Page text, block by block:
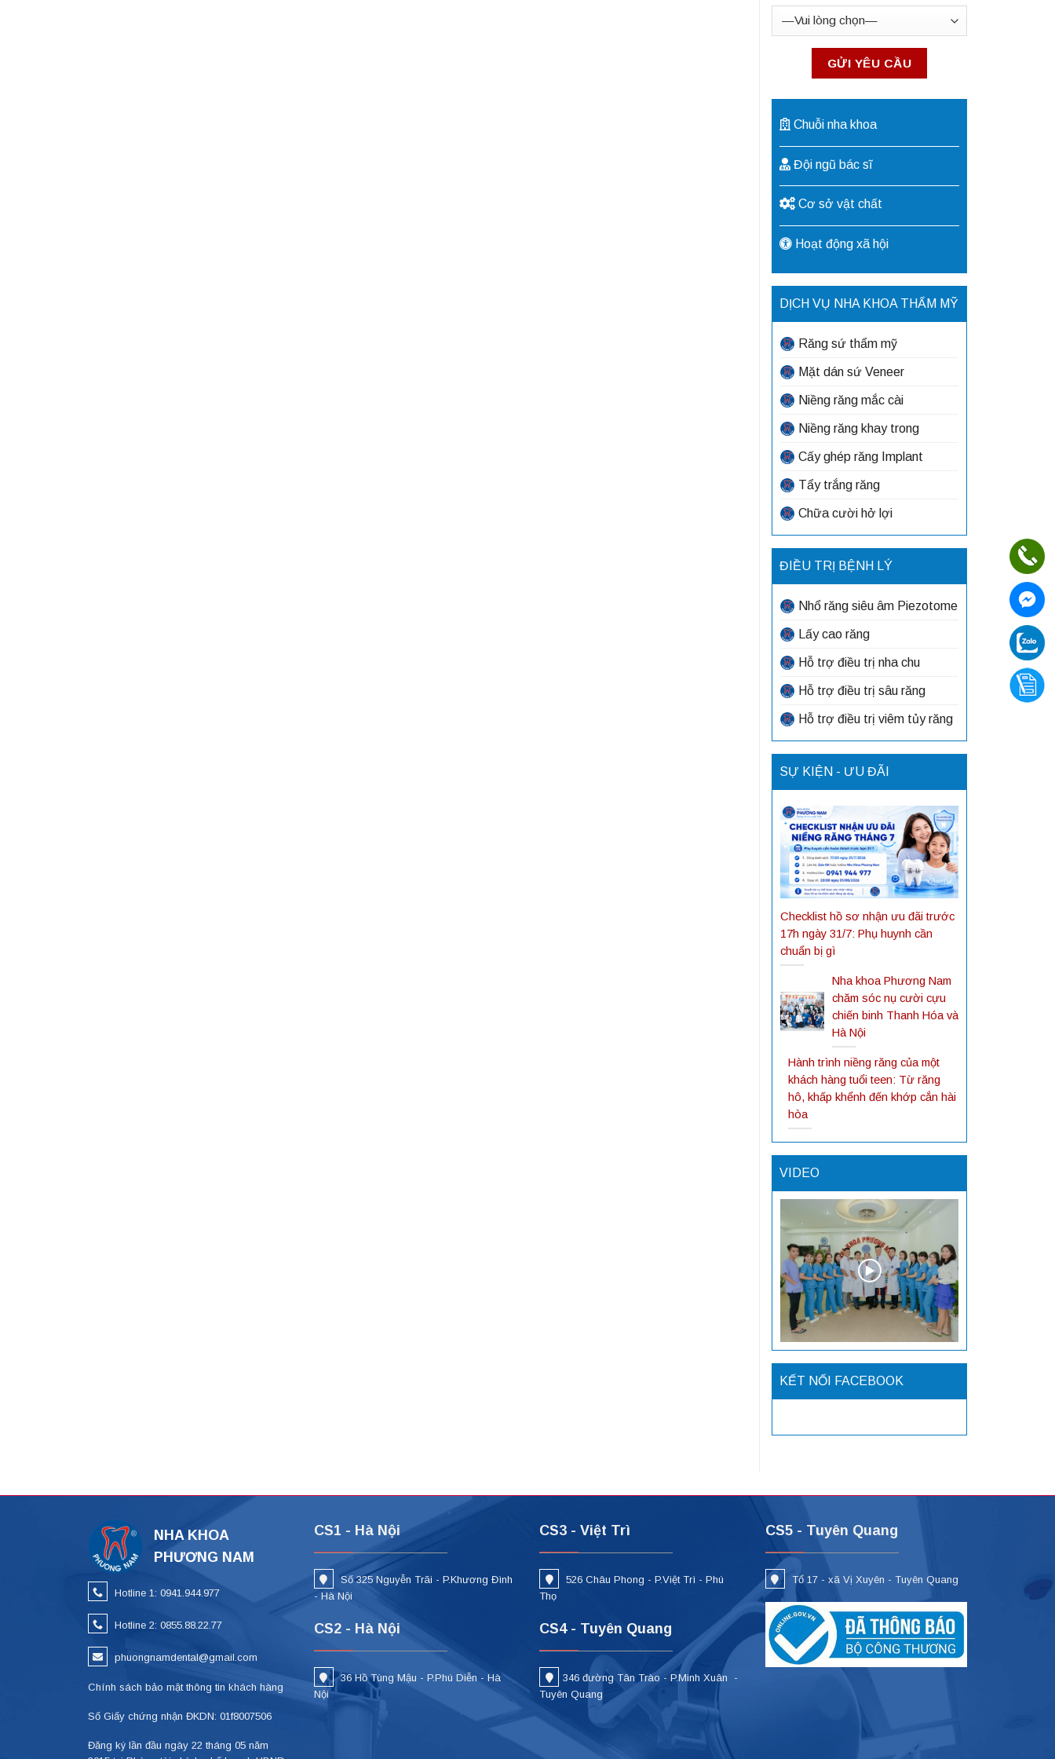
Chuỗi nha khoa
Đội ngũ bác sĩ
Cơ sở vật chất
Hoạt động xã hội
DỊCH VỤ NHA KHOA THẨM MỸ
Răng sứ thẩm mỹ
Mặt dán sứ Veneer
Niềng răng mắc cài
Niềng răng khay trong
Cấy ghép răng Implant
Tẩy trắng răng
Chữa cười hở lợi
ĐIỀU TRỊ BỆNH LÝ
Nhổ răng siêu âm Piezotome
Lấy cao răng
Hỗ trợ điều trị nha chu
Hỗ trợ điều trị sâu răng
Hỗ trợ điều trị viêm tủy răng
SỰ KIỆN - ƯU ĐÃI
Checklist hồ sơ nhận ưu đãi trước
17h ngày 31/7: Phụ huynh cần
chuẩn bị gì
Nha khoa Phương Nam
chăm sóc nụ cười cựu
chiến binh Thanh Hóa và
Hà Nội
Hành trình niềng răng của một
khách hàng tuổi teen: Từ răng
hô, khấp khểnh đến khớp cắn hài
hòa
VIDEO
KẾT NỐI FACEBOOK
NHA KHOA
PHƯƠNG NAM
Hotline 1: 0941.944.977
Hotline 2: 0855.88.22.77
phuongnamdental@gmail.com
Chính sách bảo mật thông tin khách hàng
Số Giấy chứng nhận ĐKDN: 01f8007506
Đăng ký lần đầu ngày 22 tháng 05 năm
CS1 - Hà Nội
Số 325 Nguyễn Trãi - P.Khương Đình
- Hà Nội
CS2 - Hà Nội
36 Hồ Tùng Mậu - P.Phú Diễn - Hà
Nội
CS3 - Việt Trì
526 Châu Phong - P.Việt Trì - Phú
Thọ
CS4 - Tuyên Quang
346 đường Tân Trào - P.Minh Xuân -
Tuyên Quang
CS5 - Tuyên Quang
Tổ 17 - xã Vị Xuyên - Tuyên Quang